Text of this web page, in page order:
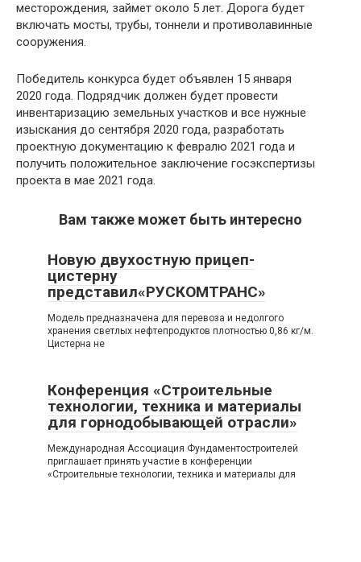
месторождения, займет около 5 лет. Дорога будет
включать мосты, трубы, тоннели и противолавинные
сооружения.
Победитель конкурса будет объявлен 15 января
2020 года. Подрядчик должен будет провести
инвентаризацию земельных участков и все нужные
изыскания до сентября 2020 года, разработать
проектную документацию к февралю 2021 года и
получить положительное заключение госэкспертизы
проекта в мае 2021 года.
Вам также может быть интересно
Новую двухостную прицеп-
цистерну
представил«РУСКОМТРАНС»
Модель предназначена для перевоза и недолгого
хранения светлых нефтепродуктов плотностью 0,86 кг/м.
Цистерна не
Конференция «Строительные
технологии, техника и материалы
для горнодобывающей отрасли»
Международная Ассоциация Фундаментостроителей
приглашает принять участие в конференции
«Строительные технологии, техника и материалы для